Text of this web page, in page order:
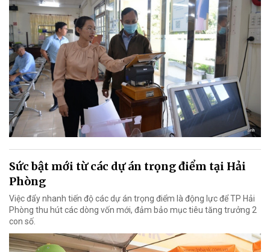
Sức bật mới từ các dự án trọng điểm tại Hải
Phòng
Việc đẩy nhanh tiến độ các dự án trọng điểm là động lực để TP Hải
Phòng thu hút các dòng vốn mới, đảm bảo mục tiêu tăng trưởng 2
con số.